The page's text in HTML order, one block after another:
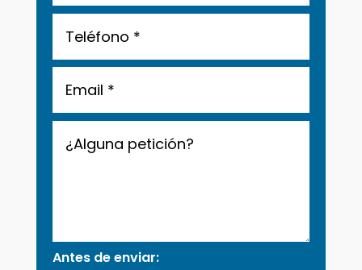
Antes de enviar: